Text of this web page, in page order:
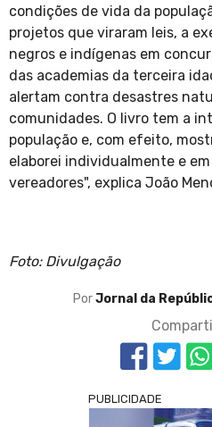
condições de vida da
projetos que viraram leis, a
negros e indígenas em
das academias da terceira
alertam contra desastres
comunidades. O livro tem a
população e, com efeito,
elaborei individualmente e
vereadores", explica João
Foto: Divulgação
PorJornal da
PUBLICIDADE